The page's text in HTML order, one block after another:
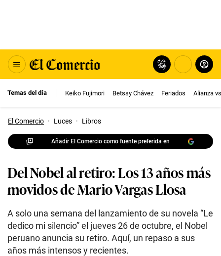
Temas del día Keiko Fujimori Betssy Chávez Feriados Alianza
El Comercio · Luces · Libros
Añadir El Comercio como fuente preferida en
Del Nobel al retiro: Los 13 años más
movidos de Mario Vargas Llosa
A solo una semana del lanzamiento de su novela “Le
dedico mi silencio” el jueves 26 de octubre, el Nobel
peruano anuncia su retiro. Aquí, un repaso a sus
años más intensos y recientes.